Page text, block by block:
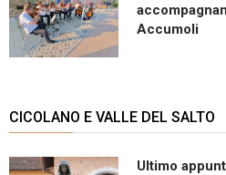
Accumoli
CICOLANO E VALLE DEL SALTO
Ultimo